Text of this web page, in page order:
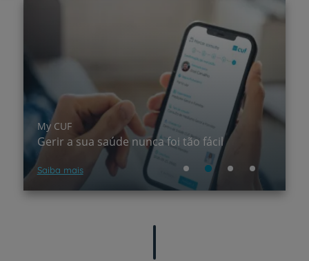
My CUF
Gerir a sua saúde nunca foi tão fácil
Saiba mais